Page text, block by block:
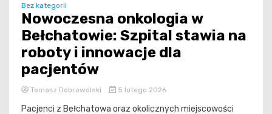
Bez kategorii
Nowoczesna onkologia w
Bełchatowie: Szpital stawia na
roboty i innowacje dla
pacjentów
Tomasz Dobrowolski 5 lutego 2026
Pacjenci z Bełchatowa oraz okolicznych miejscowości